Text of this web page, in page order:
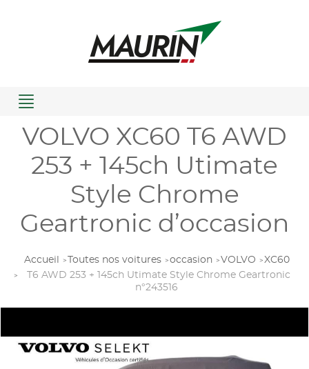
Menu
VOLVO XC60 T6 AWD
253 + 145ch Utimate
Style Chrome
Geartronic d’occasion
Accueil Toutes nos voitures occasion VOLVO
XC60
T6 AWD 253 + 145ch Utimate Style Chrome Geartronic
n°243516